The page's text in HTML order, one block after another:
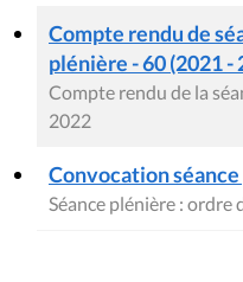
Compte rendu de
plénière - 60 (2021 -
Compte rendu de la
2022
Convocation
Séance plénière :